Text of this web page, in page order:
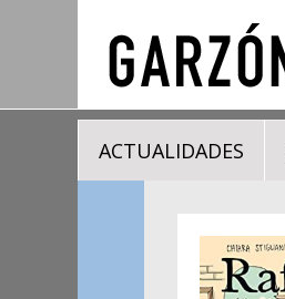
ACTUALIDADES